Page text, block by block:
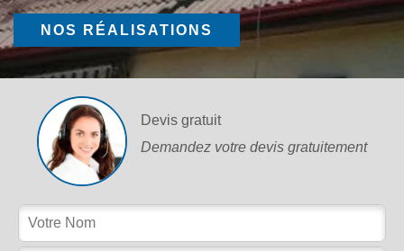
NOS RÉALISATIONS
Devis gratuit
Demandez votre devis gratuitement